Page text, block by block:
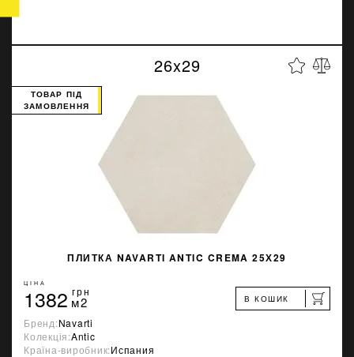
26x29
ПЛИТКА NAVARTI ANTIC CREMA 25Х29
ТОВАР ПІД
ЗАМОВЛЕННЯ
ЦІНА
1382 грн
м2 В КОШИК
Бренд:Navarti
Колекція:Antic
Країна-виробник:Испания